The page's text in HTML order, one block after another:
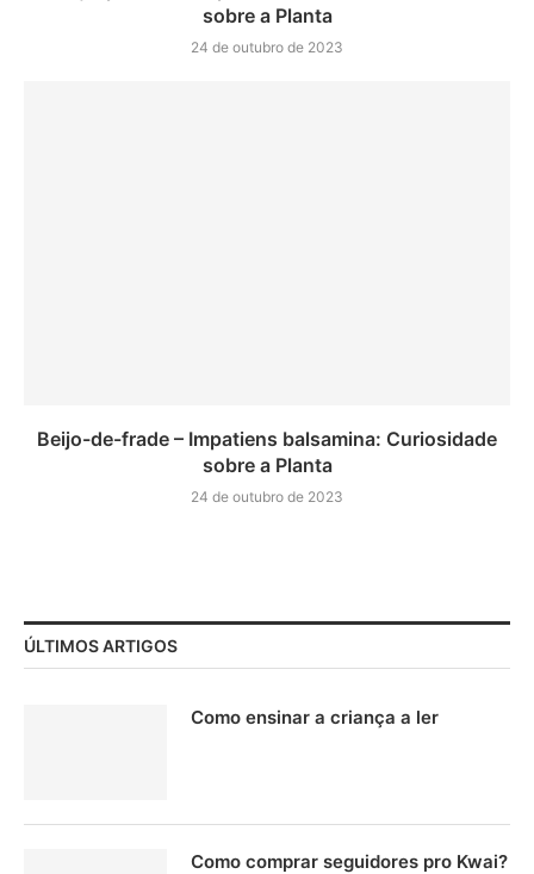
sobre a Planta
24 de outubro de 2023
Beijo-de-frade – Impatiens balsamina: Curiosidade
sobre a Planta
24 de outubro de 2023
ÚLTIMOS ARTIGOS
Como ensinar a criança a ler
Como comprar seguidores pro Kwai?